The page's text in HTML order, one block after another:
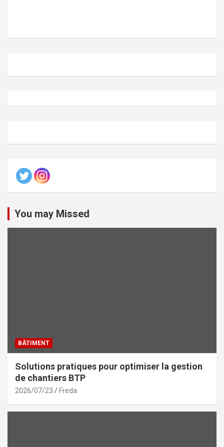
You may Missed
BÂTIMENT
Solutions pratiques pour optimiser la gestion
de chantiers BTP
2026/07/23 Freda